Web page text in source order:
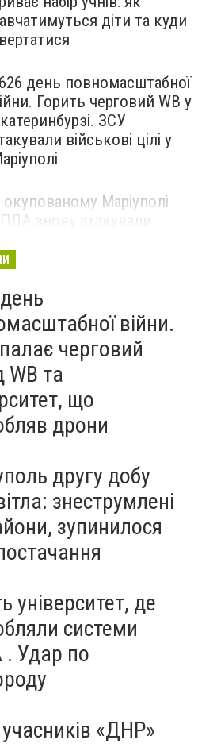
діти та куди
день повномасштабної
Горить черговий WB у
ЗСУ
військові цілі у
окупованому Маріуполі
знову атакували
війни.
черговий
WB та
що
дрони
другу добу
знеструмлені
зупинилося
університет, де
системи
Удар по
«ДНР»